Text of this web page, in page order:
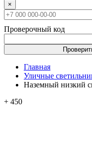
×
Проверочный код
Главная
Уличные
Наземный низкий
+ 450